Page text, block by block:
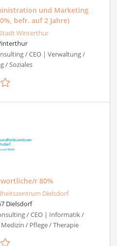
und Marketing
befr. auf 2 Jahre)
Winterthur
/ CEO | Verwaltung /
/ Soziales
r 80%
Dielsdorf
Dielsdorf
/ CEO | Informatik /
/ Pflege / Therapie